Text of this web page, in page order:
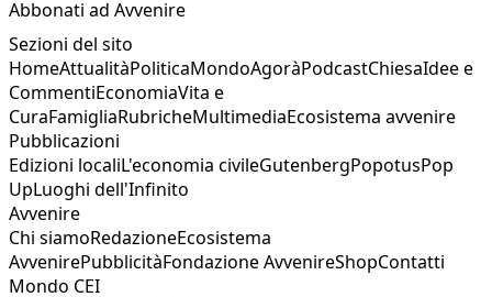
Abbonati ad Avvenire
Sezioni del sito
HomeAttualitàPoliticaMondoAgoràPodcastChiesaIdee e
CommentiEconomiaVita e
CuraFamigliaRubricheMultimediaEcosistema avvenire
Pubblicazioni
Edizioni localiL'economia civileGutenbergPopotusPop
UpLuoghi dell'Infinito
Avvenire
Chi siamoRedazioneEcosistema
AvvenirePubblicitàFondazione AvvenireShopContatti
Mondo CEI